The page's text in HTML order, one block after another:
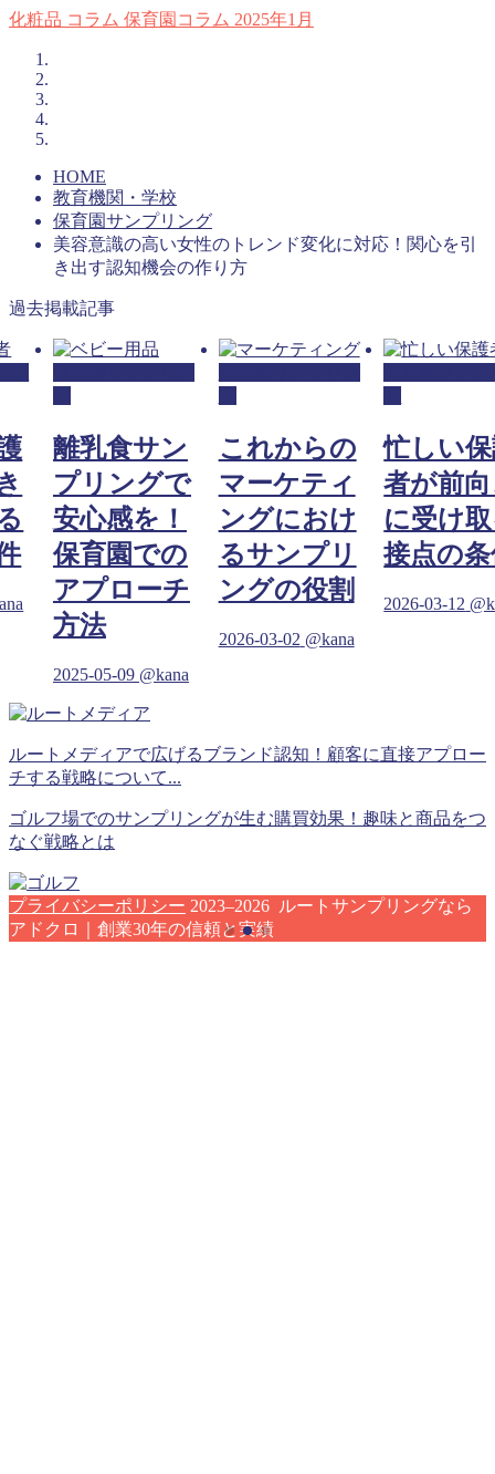
化粧品 コラム 保育園コラム 2025年1月
HOME
教育機関・学校
保育園サンプリング
美容意識の高い女性のトレンド変化に対応！関心を引
き出す認知機会の作り方
過去掲載記事
離乳食サン
プリングで
安心感を！
保育園での
アプローチ
方法
2025-05-09 @kana
これからの
マーケティ
ングにおけ
るサンプリ
ングの役割
2026-03-02 @kana
忙しい
者が前
に受け
接点の
2026-03-12
ルートメディアで広げるブランド認知！顧客に直接アプロー
チする戦略について...
ゴルフ場でのサンプリングが生む購買効果！趣味と商品をつ
なぐ戦略とは
プライバシーポリシー 2023–2026 ルートサンプリングなら
アドクロ｜創業30年の信頼と実績